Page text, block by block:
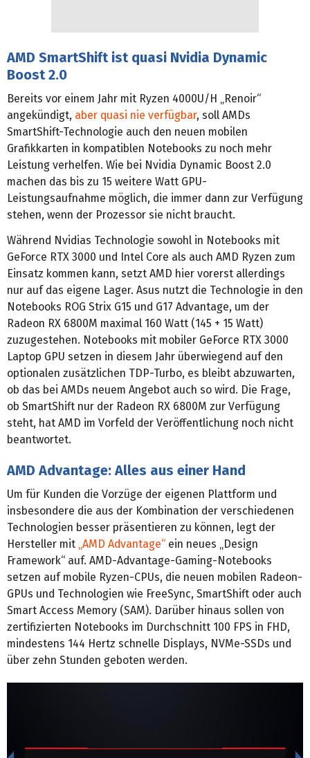
AMD SmartShift ist quasi Nvidia Dynamic
Boost 2.0
Bereits vor einem Jahr mit Ryzen 4000U/H „Renoir“
angekündigt, aber quasi nie verfügbar, soll AMDs
SmartShift-Technologie auch den neuen mobilen
Grafikkarten in kompatiblen Notebooks zu noch mehr
Leistung verhelfen. Wie bei Nvidia Dynamic Boost 2.0
machen das bis zu 15 weitere Watt GPU-
Leistungsaufnahme möglich, die immer dann zur Verfügung
stehen, wenn der Prozessor sie nicht braucht.
Während Nvidias Technologie sowohl in Notebooks mit
GeForce RTX 3000 und Intel Core als auch AMD Ryzen zum
Einsatz kommen kann, setzt AMD hier vorerst allerdings
nur auf das eigene Lager. Asus nutzt die Technologie in den
Notebooks ROG Strix G15 und G17 Advantage, um der
Radeon RX 6800M maximal 160 Watt (145 + 15 Watt)
zuzugestehen. Notebooks mit mobiler GeForce RTX 3000
Laptop GPU setzen in diesem Jahr überwiegend auf den
optionalen zusätzlichen TDP-Turbo, es bleibt abzuwarten,
ob das bei AMDs neuem Angebot auch so wird. Die Frage,
ob SmartShift nur der Radeon RX 6800M zur Verfügung
steht, hat AMD im Vorfeld der Veröffentlichung noch nicht
beantwortet.
AMD Advantage: Alles aus einer Hand
Um für Kunden die Vorzüge der eigenen Plattform und
insbesondere die aus der Kombination der verschiedenen
Technologien besser präsentieren zu können, legt der
Hersteller mit „AMD Advantage“ ein neues „Design
Framework“ auf. AMD-Advantage-Gaming-Notebooks
setzen auf mobile Ryzen-CPUs, die neuen mobilen Radeon-
GPUs und Technologien wie FreeSync, SmartShift oder auch
Smart Access Memory (SAM). Darüber hinaus sollen von
zertifizierten Notebooks im Durchschnitt 100 FPS in FHD,
mindestens 144 Hertz schnelle Displays, NVMe-SSDs und
über zehn Stunden geboten werden.